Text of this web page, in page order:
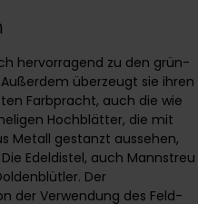
hervorragend zu den grün-
überzeugt sie ihren
Farbpracht, auch die wie
Hochblätter, die mit
Metall gestanzt aussehen,
Edeldistel, auch Mannstreu
Der
der Verwendung des Feld-